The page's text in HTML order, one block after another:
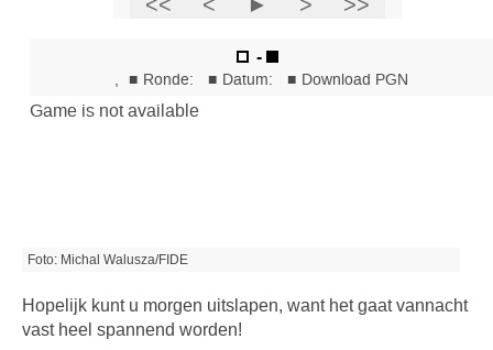
Foto: Michal Walusza/FIDE
Hopelijk kunt u morgen uitslapen, want het gaat vannacht
vast heel spannend worden!